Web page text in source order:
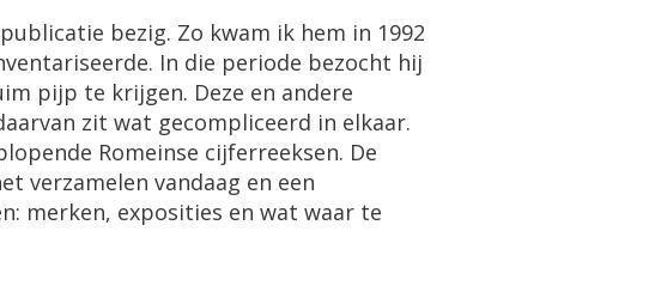
publicatie bezig. Zo kwam ik hem in 1992
. In die periode bezocht hij
pijp te krijgen. Deze en andere
zit wat gecompliceerd in elkaar.
Romeinse cijferreeksen. De
verzamelen vandaag en een
: merken, exposities en wat waar te